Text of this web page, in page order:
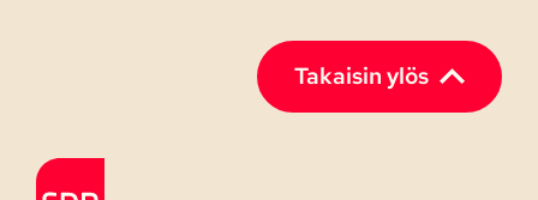
Takaisin ylös
Etusivulle